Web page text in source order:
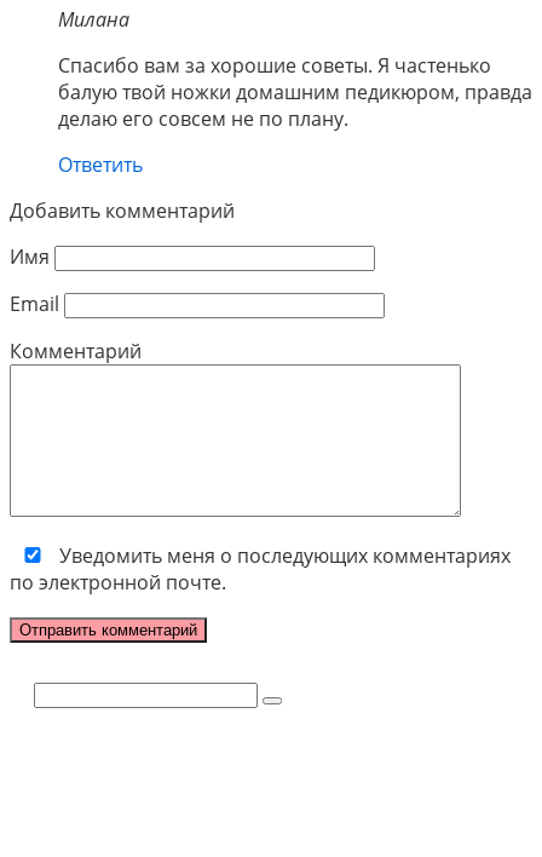
Милана
Спасибо вам за хорошие советы. Я частенько
балую твой ножки домашним педикюром, правда
делаю его совсем не по плану.
Ответить
Добавить комментарий
Имя
Email
Комментарий
Уведомить меня о последующих комментариях
по электронной почте.
Поиск: